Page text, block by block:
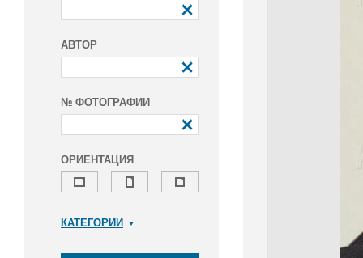
АВТОР
№ ФОТОГРАФИИ
ОРИЕНТАЦИЯ
КАТЕГОРИИ